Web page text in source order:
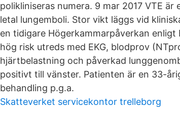
polikliniseras numera. 9 mar 2017 VTE
letal lungemboli. Stor vikt läggs vid
en tidigare Högerkammarpåverkan enligt
hög risk utreds med EKG, blodprov
hjärtbelastning och påverkad
positivt till vänster. Patienten är en 33-
behandling p.g.a.
Skatteverket servicekontor trelleborg